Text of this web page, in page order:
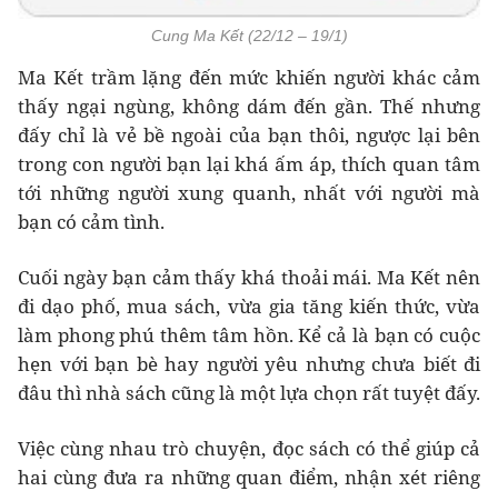
Cung Ma Kết (22/12 – 19/1)
Ma Kết trầm lặng đến mức khiến người khác cảm
thấy ngại ngùng, không dám đến gần. Thế nhưng
đấy chỉ là vẻ bề ngoài của bạn thôi, ngược lại bên
trong con người bạn lại khá ấm áp, thích quan tâm
tới những người xung quanh, nhất với người mà
bạn có cảm tình.
Cuối ngày bạn cảm thấy khá thoải mái. Ma Kết nên
đi dạo phố, mua sách, vừa gia tăng kiến thức, vừa
làm phong phú thêm tâm hồn. Kể cả là bạn có cuộc
hẹn với bạn bè hay người yêu nhưng chưa biết đi
đâu thì nhà sách cũng là một lựa chọn rất tuyệt đấy.
Việc cùng nhau trò chuyện, đọc sách có thể giúp cả
hai cùng đưa ra những quan điểm, nhận xét riêng